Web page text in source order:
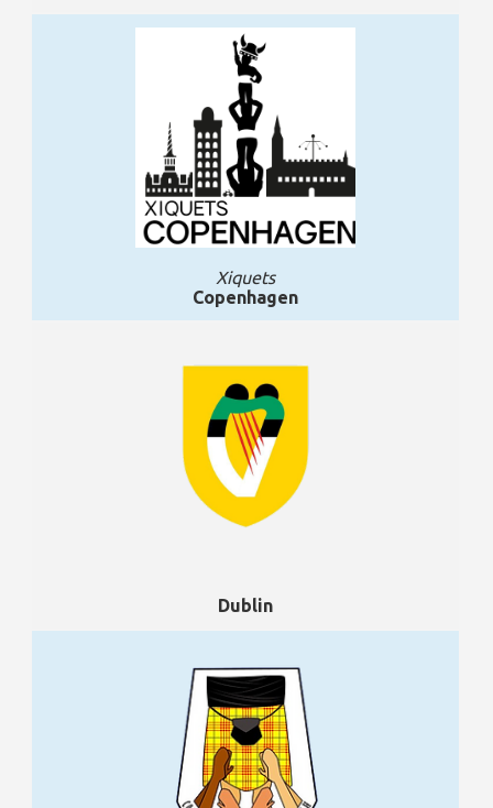
Xiquets
Copenhagen
Dublin